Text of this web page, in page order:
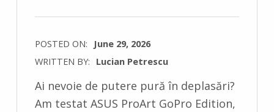
POSTED ON:
June 29, 2026
WRITTEN BY: Lucian Petrescu
C
O
Ai nevoie de putere pură în deplasări?
Am testat ASUS ProArt GoPro Edition,